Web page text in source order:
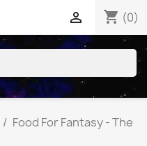
shopping_cart (0)

Food For Fantasy - The